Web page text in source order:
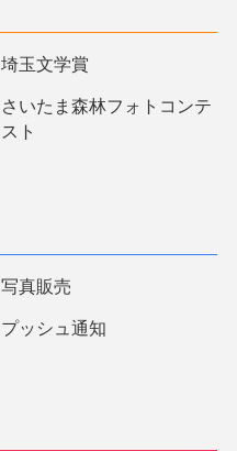
埼玉文学賞
さいたま森林フォトコンテ
スト
写真販売
プッシュ通知